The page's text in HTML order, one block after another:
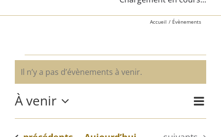
Accueil Évènements
Évènements
Notice
Il n’y a pas d’évènements à venir.
Liste
À venir
Sélectionnez